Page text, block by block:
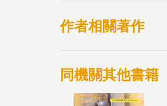
作者相關著作
同機關其他書籍